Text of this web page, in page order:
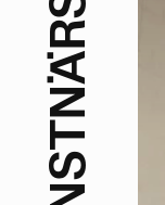
S
T
N
Ä
R